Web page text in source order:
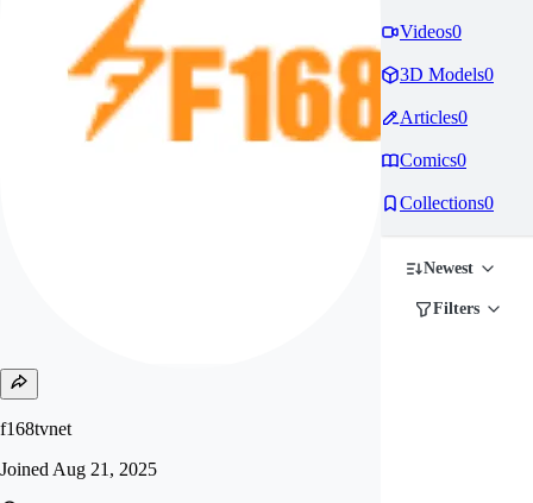
f168tvnet
Joined Aug 21, 2025
Videos0
3D Models0
Articles0
Comics0
Collections0
Newest
Filters